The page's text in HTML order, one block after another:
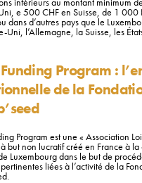
e 500 CHF en Suisse, de 1 000
dans d’autres pays que le
Uni, l’Allemagne, la Suisse, les
Program :
de la
Program est une « Association
but non lucratif créé en France à
Luxembourg dans le but de
liées à l’activité de la